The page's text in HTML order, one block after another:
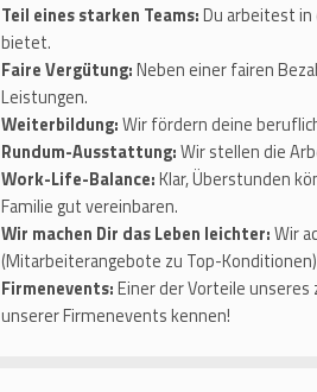
Teil eines starken Teams:Du arbeitest
bietet.
Faire Vergütung:Neben einer fairen
Leistungen.
Weiterbildung:Wir fördern deine
Rundum-Ausstattung:Wir stellen die
Work-Life-Balance:Klar, Überstunden
Familie gut vereinbaren.
Wir machen Dir das Leben leichter:Wir
(Mitarbeiterangebote zu Top-
Firmenevents:Einer der Vorteile
unserer Firmenevents kennen!